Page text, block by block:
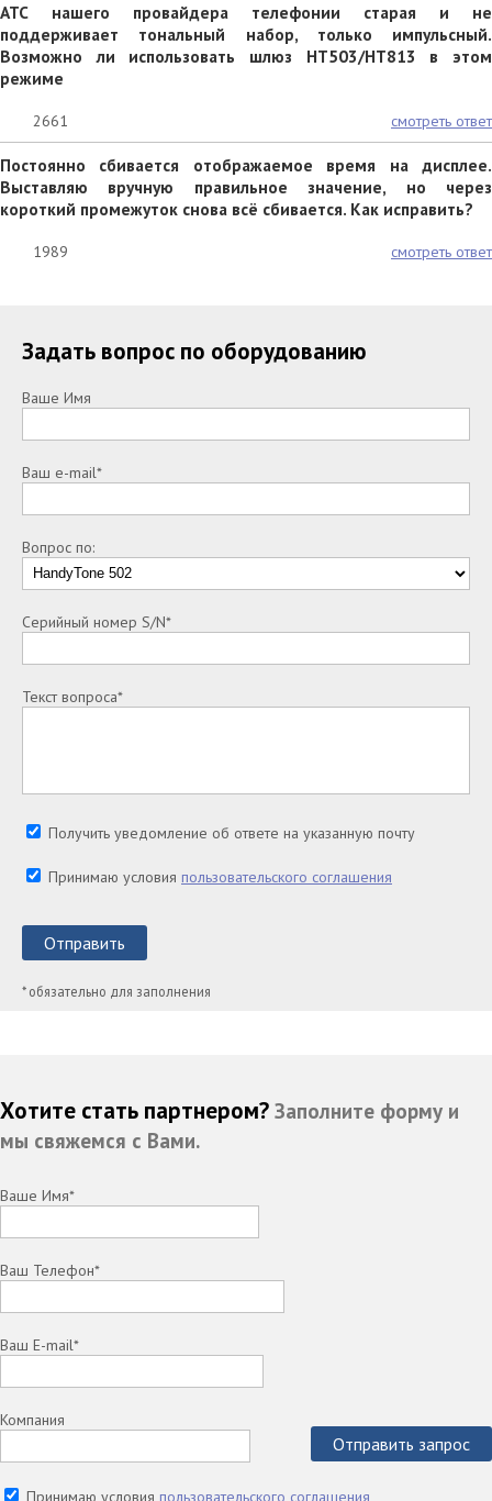
АТС нашего провайдера телефонии старая и не
поддерживает тональный набор, только импульсный.
Возможно ли использовать шлюз HT503/HT813 в этом
режиме
2661 смотреть ответ
Постоянно сбивается отображаемое время на дисплее.
Выставляю вручную правильное значение, но через
короткий промежуток снова всё сбивается. Как исправить?
1989 смотреть ответ
Задать вопрос по оборудованию
Ваше Имя
Ваш e-mail*
Вопрос по:
Серийный номер S/N*
Текст вопроса*
Получить уведомление об ответе на указанную почту
Принимаю условия пользовательского соглашения
Отправить
* обязательно для заполнения
Хотите стать партнером? Заполните форму и
мы свяжемся с Вами.
Ваше Имя*
Ваш Телефон*
Ваш E-mail*
Компания
Отправить запрос
Принимаю условия пользовательского соглашения